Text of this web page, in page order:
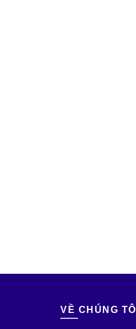
VỀ CHÚNG TÔI